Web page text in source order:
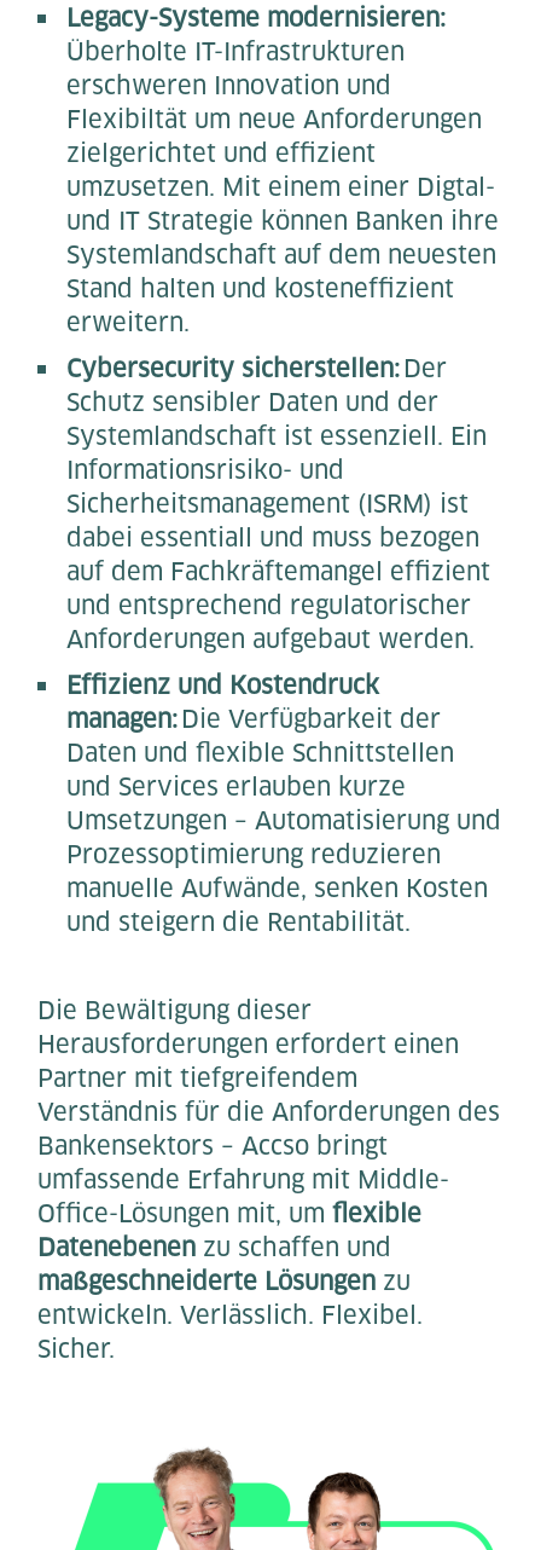
Legacy-Systeme modernisieren:
Überholte IT-Infrastrukturen
erschweren Innovation und
Flexibiltät um neue Anforderungen
zielgerichtet und effizient
umzusetzen. Mit einem einer Digtal-
und IT Strategie können Banken ihre
Systemlandschaft auf dem neuesten
Stand halten und kosteneffizient
erweitern.
Cybersecurity sicherstellen:Der
Schutz sensibler Daten und der
Systemlandschaft ist essenziell. Ein
Informationsrisiko- und
Sicherheitsmanagement (ISRM) ist
dabei essentiall und muss bezogen
auf dem Fachkräftemangel effizient
und entsprechend regulatorischer
Anforderungen aufgebaut werden.
Effizienz und Kostendruck
managen:Die Verfügbarkeit der
Daten und flexible Schnittstellen
und Services erlauben kurze
Umsetzungen – Automatisierung und
Prozessoptimierung reduzieren
manuelle Aufwände, senken Kosten
und steigern die Rentabilität.
Die Bewältigung dieser
Herausforderungen erfordert einen
Partner mit tiefgreifendem
Verständnis für die Anforderungen des
Bankensektors – Accso bringt
umfassende Erfahrung mit Middle-
Office-Lösungen mit, umflexible
Datenebenen zu schaffen und
maßgeschneiderte Lösungen zu
entwickeln. Verlässlich. Flexibel.
Sicher.